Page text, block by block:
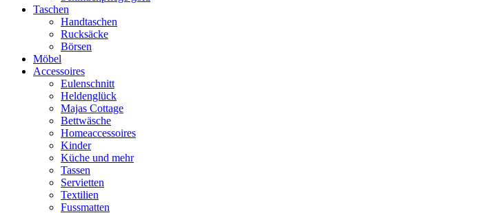
Taschen
Handtaschen
Rucksäcke
Börsen
Möbel
Accessoires
Eulenschnitt
Heldenglück
Majas Cottage
Bettwäsche
Homeaccessoires
Kinder
Küche und mehr
Tassen
Servietten
Textilien
Fussmatten